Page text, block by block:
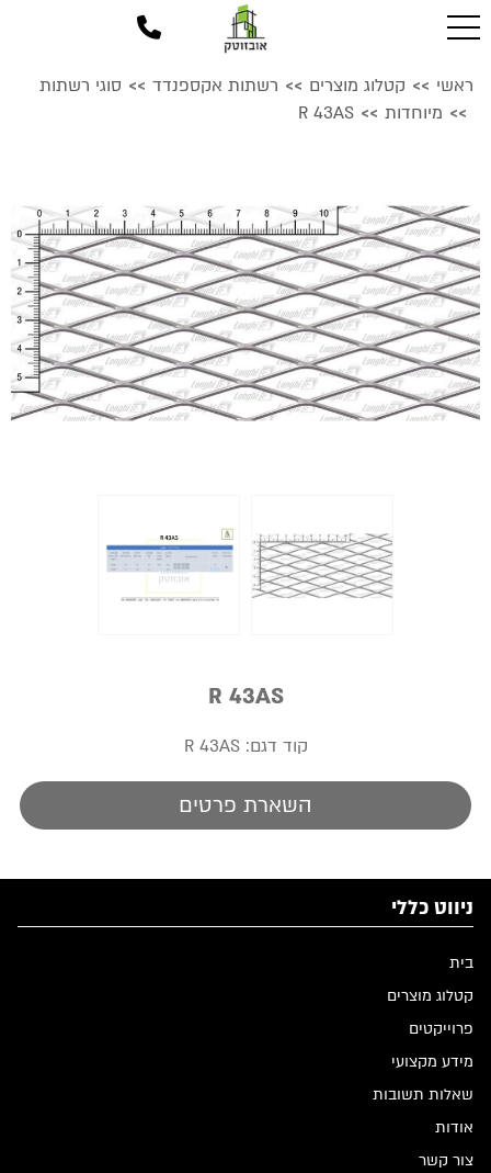
ראשי >> קטלוג מוצרים >> רשתות אקספנדד >> סוגי רשתות
>> מיוחדות >>
R 43AS
R 43AS
קוד דגם:R 43AS
השארת פרטים
ניווט כללי
בית
קטלוג מוצרים
פרוייקטים
מידע מקצועי
שאלות תשובות
אודות
צור קשר